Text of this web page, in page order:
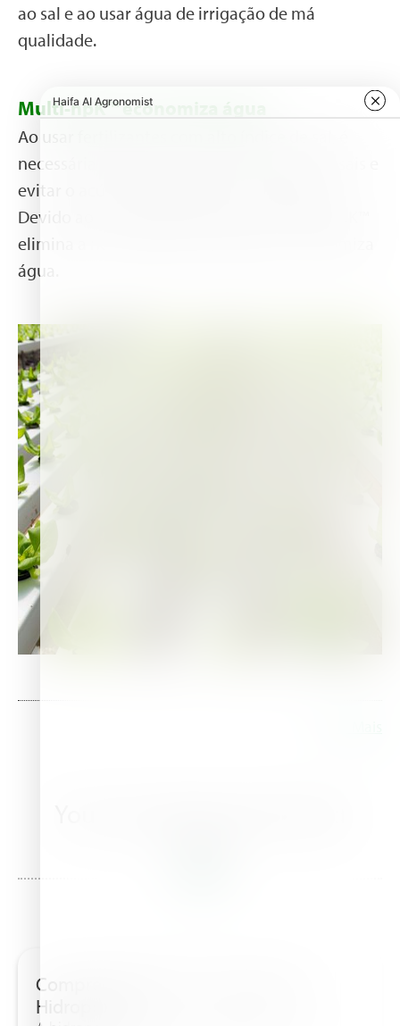
ao sal e ao usar água de irrigação de má
qualidade.
Multi-npK™ economiza água
Ao usar fertilizantes com alto índice de sal, é
necessária irrigação extra para remover os sais e
evitar o acúmulo prejudicial de salinidade.
Devido ao seu baixo índice de sal, o Multi-npK™
elimina a necessidade de irrigação e economiza
água.
Compreendendo os Princípios da
Hidroponia